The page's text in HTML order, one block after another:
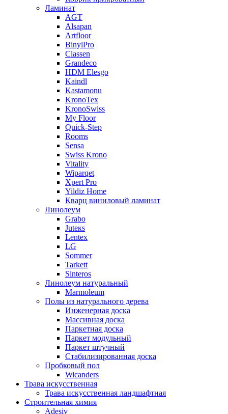
Ламинат
AGT
Alsapan
Artfloor
BinylPro
Classen
Grandeco
HDM Elesgo
Kaindl
Kastamonu
KronoTex
KronoSwiss
My Floor
Quick-Step
Rooms
Sensa
Swiss Krono
Vitality
Wiparqet
Xpert Pro
Yildiz Home
Кварц виниловый ламинат
Линолеум
Grabo
Juteкs
Lentex
LG
Sommer
Tarkett
Sinteros
Линолеум натуральный
Marmoleum
Полы из натурального дерева
Инженерная доска
Массивная доска
Паркетная доска
Паркет модульный
Паркет штучный
Стабилизированная доска
Пробковый пол
Wicanders
Трава искусственная
Трава искусственная ландшафтная
Строительная химия
Adesiv